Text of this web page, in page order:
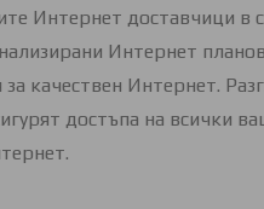
Интернет доставчици в
Интернет
качествен Интернет.
достъпа на всички